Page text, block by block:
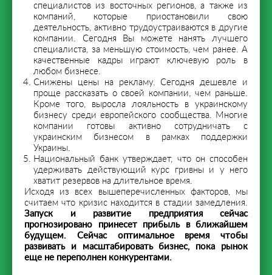
специалистов из восточных регионов, а также из
компаний, которые приостановили свою
деятельность, активно трудоустраиваются в другие
компании. Сегодня Вы можете нанять лучшего
специалиста, за меньшую стоимость, чем ранее. А
качественные кадры играют ключевую роль в
любом бизнесе.
Снижены цены на рекламу. Сегодня дешевле и
проще рассказать о своей компании, чем раньше.
Кроме того, выросла лояльность в украинскому
бизнесу среди европейского сообщества. Многие
компании готовы активно сотрудничать с
украинским бизнесом в рамках поддержки
Украины.
Национальный банк утверждает, что он способен
удерживать действующий курс гривны и у него
хватит резервов на длительное время.
Исходя из всех вышеперечисленных факторов, мы
считаем что кризис находится в стадии замедления.
Запуск и развитие предприятия сейчас
прогнозировано принесет прибыль в ближайшем
будущем. Сейчас оптимальное время чтобы
развивать и масштабировать бизнес, пока рынок
еще не переполнен конкурентами.